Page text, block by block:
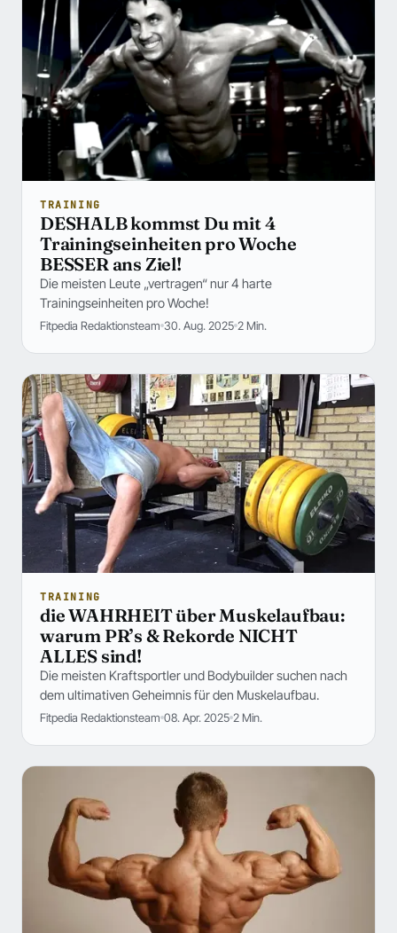
TRAINING
DESHALB kommst Du mit 4
Trainingseinheiten pro Woche
BESSER ans Ziel!
Die meisten Leute „vertragen“ nur 4 harte
Trainingseinheiten pro Woche!
Fitpedia Redaktionsteam 30. Aug. 2025 2 Min.
TRAINING
die WAHRHEIT über Muskelaufbau:
warum PR’s & Rekorde NICHT
ALLES sind!
Die meisten Kraftsportler und Bodybuilder suchen nach
dem ultimativen Geheimnis für den Muskelaufbau.
Fitpedia Redaktionsteam 08. Apr. 2025 2 Min.